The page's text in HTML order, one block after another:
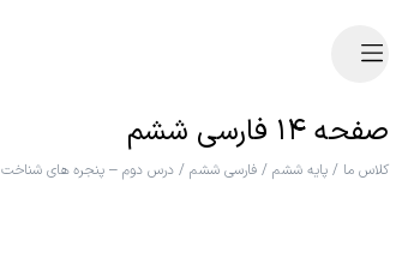
صفحه ۱۴ فارسی ششم
کلاس ما / پایه ششم / فارسی ششم / درس دوم – پنجره های شناخت